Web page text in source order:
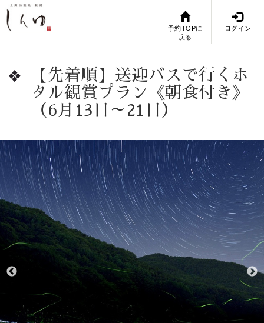
予約TOPに
戻る
ログイン
【先着順】送迎バスで行くホ
タル観賞プラン《朝食付き》
（6月13日～21日）